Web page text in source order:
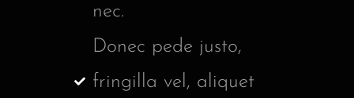
nec.
Donec pede justo,
fringilla vel, aliquet